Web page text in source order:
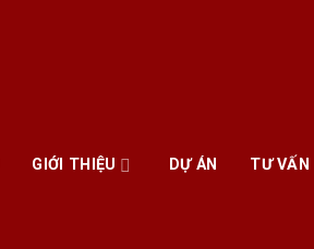
GIỚI THIỆU DỰ ÁN TƯ VẤN